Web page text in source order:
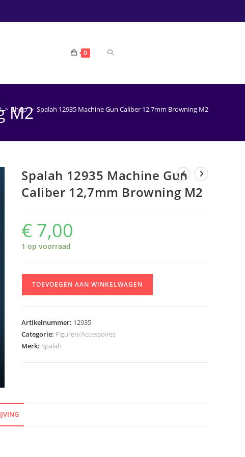
0 TOGGLE
M2
> Shop > Spalah 12935 Machine Gun Caliber 12,7mm Browning M2
Spalah 12935 Machine Gun
Caliber 12,7mm Browning M2
€ 7,00
1 op voorraad
Gun
Caliber
12,7mm
TOEVOEGEN AAN WINKELWAGEN
Artikelnummer: 12935
Categorie: Figuren/Accessoires
Merk: Spalah